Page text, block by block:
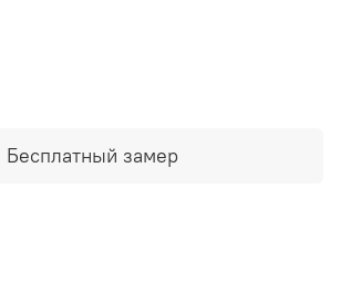
Бесплатный замер